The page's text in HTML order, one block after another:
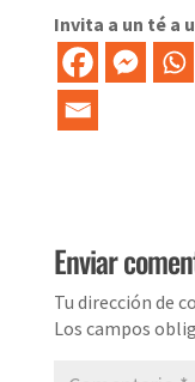
Invita a un té a
Enviar
Tu dirección de
Los campos